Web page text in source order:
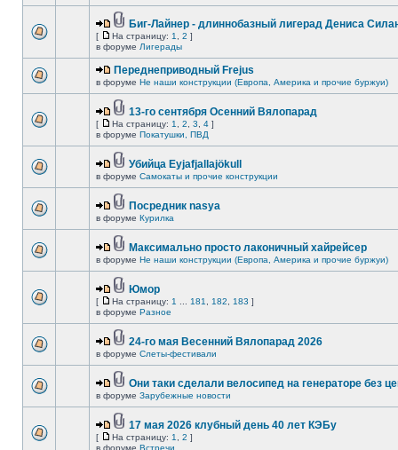
Биг-Лайнер - длиннобазный лигерад Дениса
[ На страницу: 1 2 ]
в форуме Лигерады
Переднеприводный Frejus
в форуме Не наши конструкции (Европа, Америка и прочие буржуи)
13-го сентября Осенний Вялопарад
[ На страницу: 1 2 3 4 ]
в форуме Покатушки, ПВД
Убийца Eyjafjallajökull
в форуме Самокаты и прочие конструкции
Посредник nasya
в форуме Курилка
Максимально просто лаконичный хайрейсер
в форуме Не наши конструкции (Европа, Америка и прочие буржуи)
Юмор
[ На страницу: 1 181 182 183 ]
в форуме Разное
24-го мая Весенний Вялопарад 2026
в форуме Слеты-фестивали
Они таки сделали велосипед на генераторе без
в форуме Зарубежные новости
17 мая 2026 клубный день 40 лет КЭБу
[ На страницу: 1 2 ]
в форуме Встречи